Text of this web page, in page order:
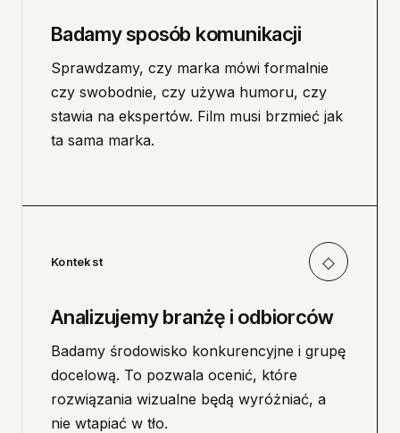
Badamy sposób komunikacji
Sprawdzamy, czy marka mówi formalnie
czy swobodnie, czy używa humoru, czy
stawia na ekspertów. Film musi brzmieć jak
ta sama marka.
Kontekst ◇
Analizujemy branżę i odbiorców
Badamy środowisko konkurencyjne i grupę
docelową. To pozwala ocenić, które
rozwiązania wizualne będą wyróżniać, a
nie wtapiać w tło.